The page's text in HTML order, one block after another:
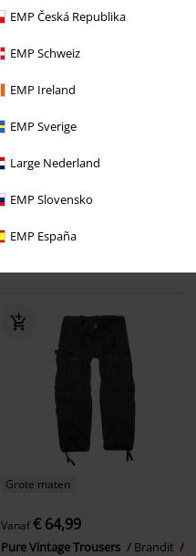
EMP Česká Republika
EMP Schweiz
EMP Ireland
EMP Sverige
Large Nederland
EMP Slovensko
EMP España
€ 32,99
Industry Vintage 3/4
Grote maten
Vanaf€ 64,99
Pure Vintage Trousers
Brandit